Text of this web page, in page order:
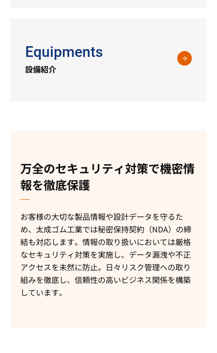
Equipments
設備紹介
万全のセキュリティ対策で機密情
報を徹底保護
お客様の大切な製品情報や設計データを守るた
め、太成ゴム工業では秘密保持契約（NDA）の締
結も対応します。情報の取り扱いにおいては厳格
なセキュリティ対策を実施し、データ漏洩や不正
アクセスを未然に防止。日々リスク管理への取り
組みを徹底し、信頼性の高いビジネス関係を構築
しています。